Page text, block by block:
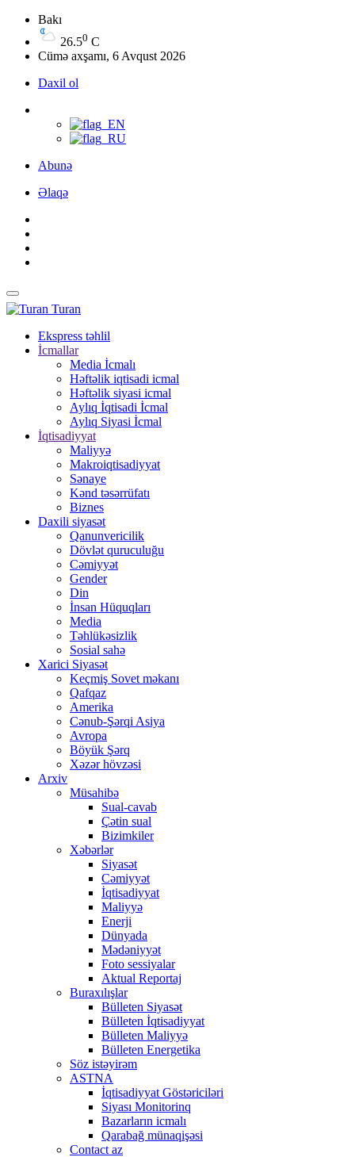
Bakı
26.50 C
Cümə axşamı, 6 Avqust 2026
Daxil ol
Abunə
Əlaqə
Turan
Ekspress təhlil
İcmallar
Media İcmalı
Həftəlik iqtisadi icmal
Həftəlik siyasi icmal
Aylıq İqtisadi İcmal
Aylıq Siyasi İcmal
İqtisadiyyat
Maliyyə
Makroiqtisadiyyat
Sənaye
Kənd təsərrüfatı
Biznes
Daxili siyasət
Qanunvericilik
Dövlət quruculuğu
Cəmiyyət
Gender
Din
İnsan Hüquqları
Media
Təhlükəsizlik
Sosial sahə
Xarici Siyasət
Keçmiş Sovet məkanı
Qafqaz
Amerika
Cənub-Şərqi Asiya
Avropa
Böyük Şərq
Xəzər hövzəsi
Arxiv
Müsahibə
Sual-cavab
Çətin sual
Bizimkiler
Xəbərlər
Siyasət
Cəmiyyət
İqtisadiyyat
Maliyyə
Enerji
Dünyada
Mədəniyyət
Foto sessiyalar
Aktual Reportaj
Buraxılışlar
Bülleten Siyasət
Bülleten İqtisadiyyat
Bülleten Maliyyə
Bülleten Energetika
Söz istəyirəm
ASTNA
İqtisadiyyat Göstəriciləri
Siyası Monitorinq
Bazarların icmalı
Qarabağ münaqişəsi
Contact az